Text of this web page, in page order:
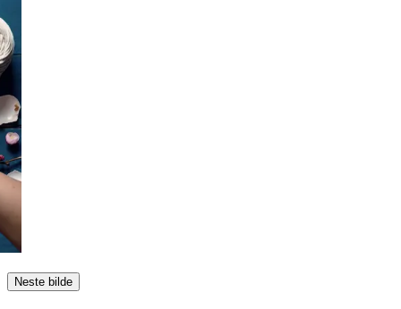
Neste bilde